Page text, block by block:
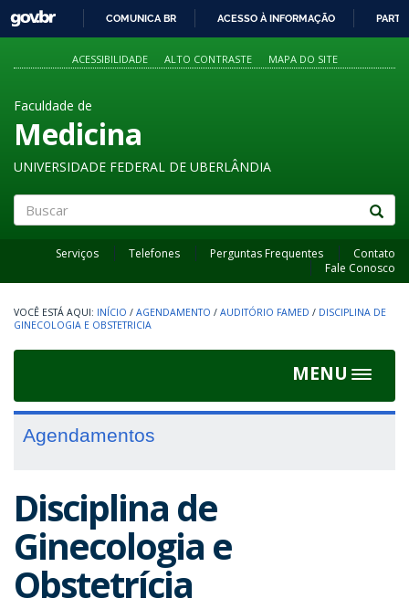
PARA
O
GOVBR
COMUNICA BR ACESSO À INFORMAÇÃO
ACESSIBILIDADE ALTO CONTRASTE MAPA DO SITE
Faculdade de
Medicina
UNIVERSIDADE FEDERAL DE UBERLÂNDIA
Serviços Telefones Perguntas Frequentes
Contato
Fale Conosco
INÍCIO / AGENDAMENTO / AUDITÓRIO FAMED / DISCIPLINA DE
GINECOLOGIA E OBSTETRICIA
MENU
Toggle
Agendamentos
Disciplina de
Ginecologia e
Obstetrícia